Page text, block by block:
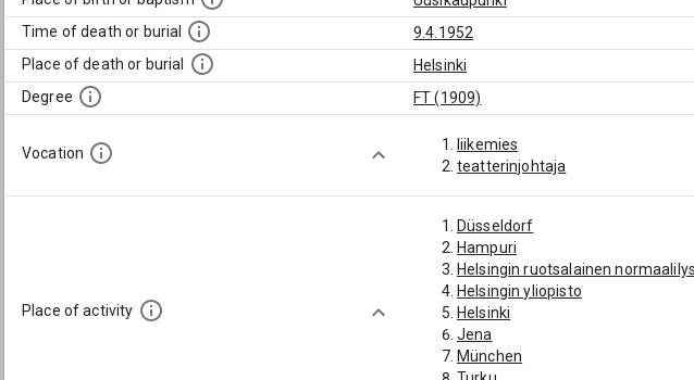
Time of death or burial
9.4.1952
Place of death or burial
Helsinki
Degree
FT (1909)
Vocation
liikemies
teatterinjohtaja
Place of activity
Düsseldorf
Hampuri
Helsingin ruotsalainen
Helsingin yliopisto
Helsinki
Jena
München